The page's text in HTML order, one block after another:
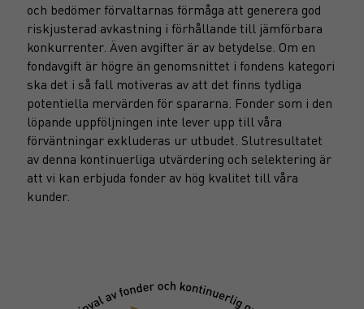
och bedömer förvaltarnas förmåga att generera god
riskjusterad avkastning i förhållande till jämförbara
konkurrenter. Även avgifter är av betydelse. Om en
fondavgift är högre än genomsnittet i fondens kategori
ska det i så fall motiveras av att det finns tydliga
potentiella mervärden för spararna. Fonder som i den
löpande uppföljningen inte lever upp till våra
förväntningar exkluderas ur utbudet. Slutresultatet
av denna kontinuerliga utvärdering och selektering är
att vi kan erbjuda fonder av hög kvalitet till våra
kunder.